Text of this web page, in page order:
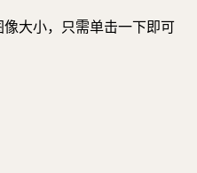
大小，只需单击一下即可